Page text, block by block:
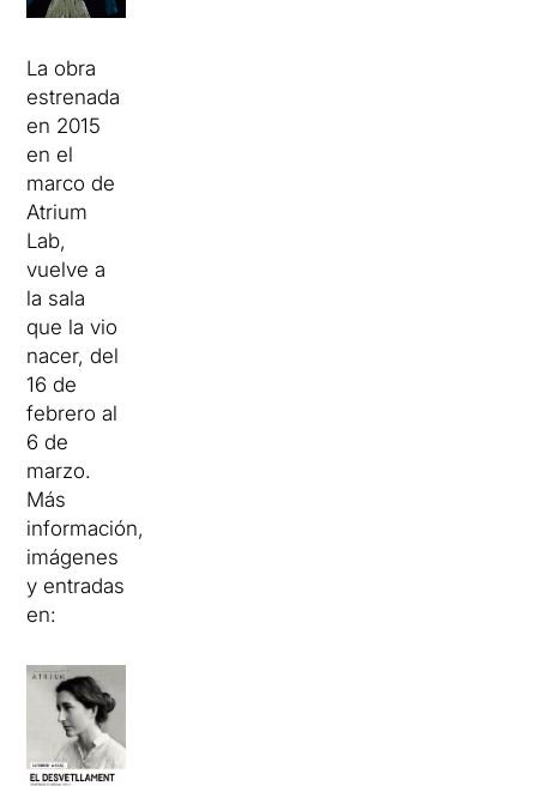
La obra
estrenada
en 2015
en el
marco de
Atrium
Lab,
vuelve a
la sala
que la vio
nacer, del
16 de
febrero al
6 de
marzo.
Más
información,
imágenes
y entradas
en: